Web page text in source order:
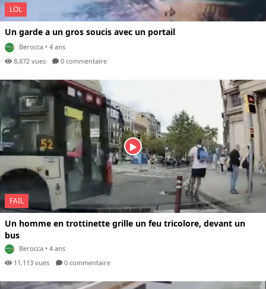
LOL
Un garde a un gros soucis avec un portail
Berocca • 4 ans
8,872 vues
0 commentaire
FAIL
Un homme en trottinette grille un feu tricolore, devant un
bus
Berocca • 4 ans
11,113 vues
0 commentaire